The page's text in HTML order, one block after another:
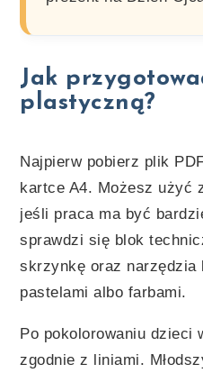
Jak
plastyczną?
Najpierw pobierz plik
kartce A4. Możesz użyć
jeśli praca ma być
sprawdzi się blok
skrzynkę oraz narzędzia
pastelami albo farbami.
Po pokolorowaniu dzieci
zgodnie z liniami.